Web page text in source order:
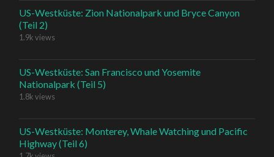
US-Westküste: Zion Nationalpark und Bryce Canyon
(Teil 2)
1.9k views
US-Westküste: San Francisco und Yosemite
Nationalpark (Teil 5)
1.8k views
US-Westküste: Monterey, Whale Watching und Pacific
Highway (Teil 6)